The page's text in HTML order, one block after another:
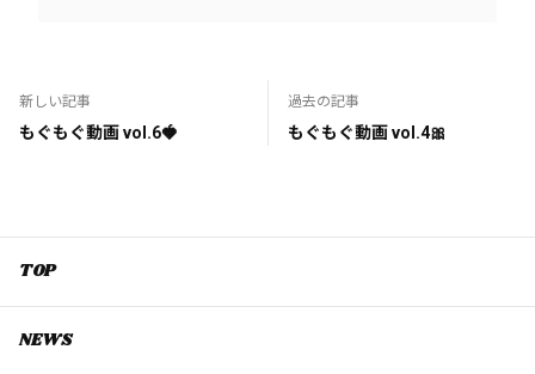
新しい記事
もぐもぐ動画 vol.6🍓
過去の記事
もぐもぐ動画 vol.4🎀
TOP
NEWS